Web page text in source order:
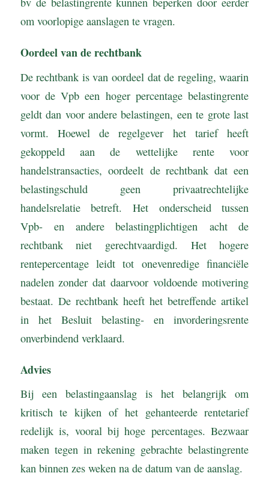
om voorlopige aanslagen te vragen.
Oordeel van de rechtbank
De rechtbank is van oordeel dat de regeling, waarin
voor de Vpb een hoger percentage belastingrente
geldt dan voor andere belastingen, een te grote last
vormt. Hoewel de regelgever het tarief heeft
gekoppeld aan de wettelijke rente voor
handelstransacties, oordeelt de rechtbank dat een
belastingschuld geen privaatrechtelijke
handelsrelatie betreft. Het onderscheid tussen
Vpb- en andere belastingplichtigen acht de
rechtbank niet gerechtvaardigd. Het hogere
rentepercentage leidt tot onevenredige financiële
nadelen zonder dat daarvoor voldoende motivering
bestaat. De rechtbank heeft het betreffende artikel
in het Besluit belasting- en invorderingsrente
onverbindend verklaard.
Advies
Bij een belastingaanslag is het belangrijk om
kritisch te kijken of het gehanteerde rentetarief
redelijk is, vooral bij hoge percentages. Bezwaar
maken tegen in rekening gebrachte belastingrente
kan binnen zes weken na de datum van de aanslag.